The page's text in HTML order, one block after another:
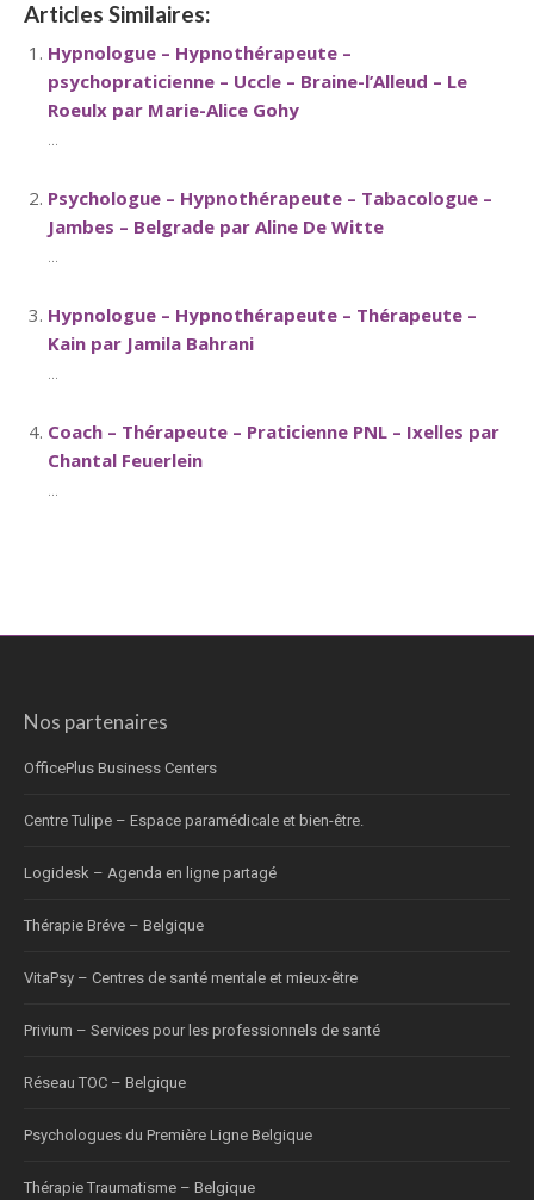
Articles Similaires:
Hypnologue – Hypnothérapeute –
psychopraticienne – Uccle – Braine-l’Alleud – Le
Roeulx par Marie-Alice Gohy
...
Psychologue – Hypnothérapeute – Tabacologue –
Jambes – Belgrade par Aline De Witte
...
Hypnologue – Hypnothérapeute – Thérapeute –
Kain par Jamila Bahrani
...
Coach – Thérapeute – Praticienne PNL – Ixelles par
Chantal Feuerlein
...
Nos partenaires
OfficePlus Business Centers
Centre Tulipe – Espace paramédicale et bien-être.
Logidesk – Agenda en ligne partagé
Thérapie Bréve – Belgique
VitaPsy – Centres de santé mentale et mieux-être
Privium – Services pour les professionnels de santé
Réseau TOC – Belgique
Psychologues du Première Ligne Belgique
Thérapie Traumatisme – Belgique